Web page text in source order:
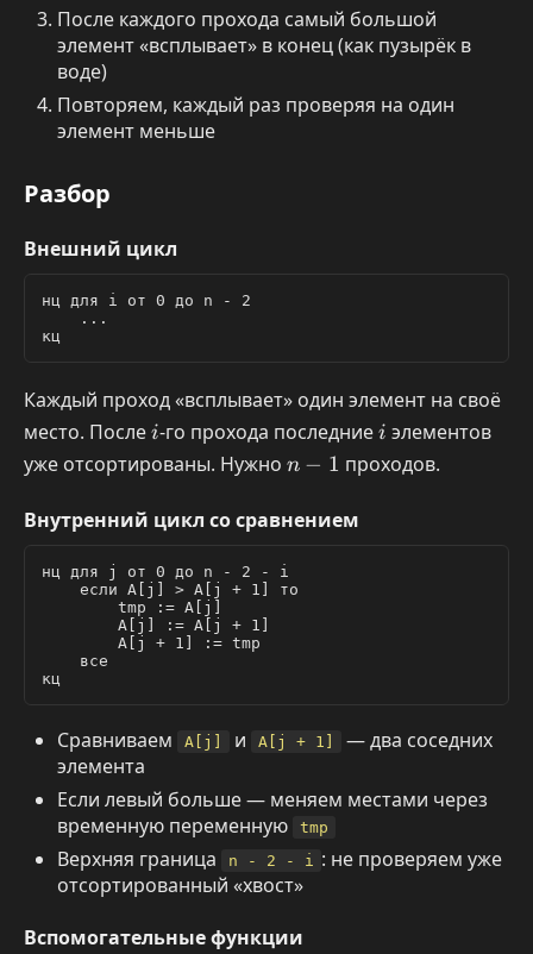
После каждого прохода самый большой
элемент «всплывает» в конец (как пузырёк в
воде)
Повторяем, каждый раз проверяя на один
элемент меньше
Разбор
Внешний цикл
нц для i от 0 до n - 2
    ...
Каждый проход «всплывает» один элемент на своё
место. Послеi
i-го прохода последниеi
i элементов
уже отсортированы. Нужно n
1
n − 1 проходов.
Внутренний цикл со сравнением
нц для j от 0 до n - 2 - i
    если A[j] > A[j + 1] то
        tmp := A[j]
        A[j] := A[j + 1]
        A[j + 1] := tmp
    все
Сравниваем A[j] и A[j + 1]
— два соседних
элемента
Если левый больше — меняем местами через
временную переменную
tmp
Верхняя граница n - 2 - i : не проверяем уже
отсортированный «хвост»
Вспомогательные функции